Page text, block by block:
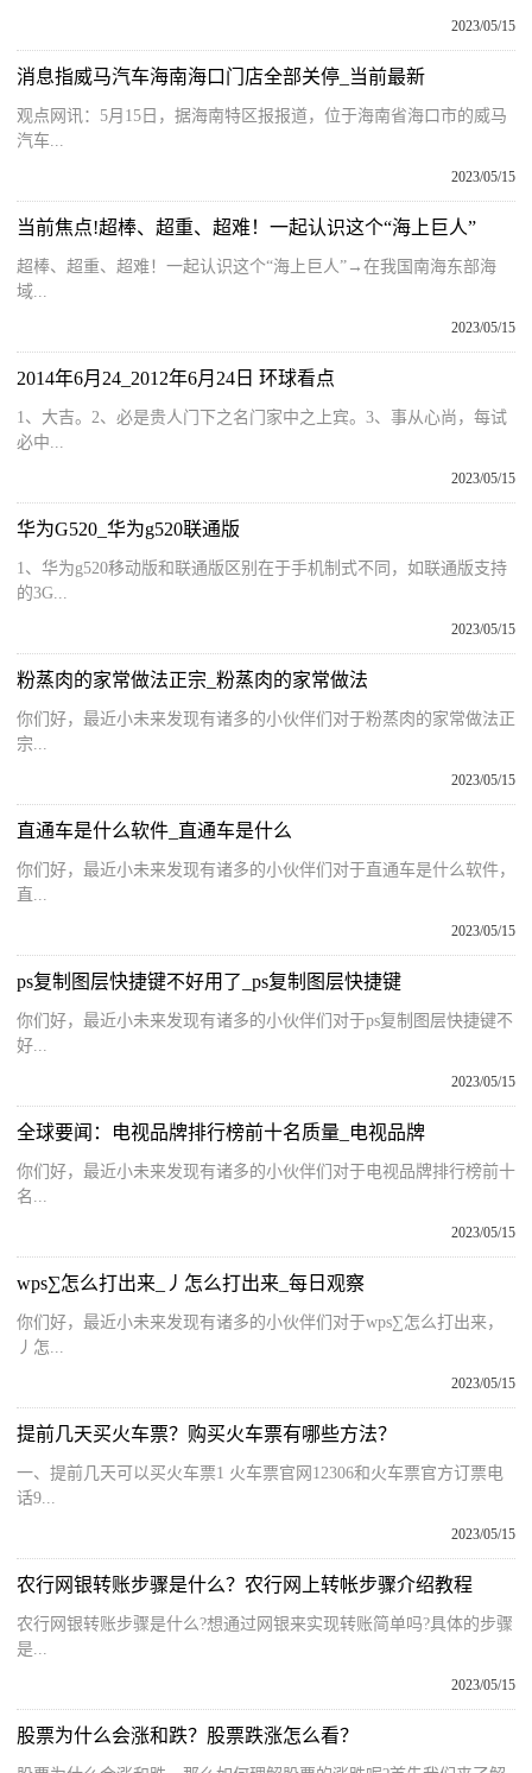
2023/05/15
消息指威马汽车海南海口门店全部关停_当前最新
观点网讯：5月15日，据海南特区报报道，位于海南省海口市的威马
汽车...
2023/05/15
当前焦点!超棒、超重、超难！一起认识这个“海上巨人”
超棒、超重、超难！一起认识这个“海上巨人”→在我国南海东部海
域...
2023/05/15
2014年6月24_2012年6月24日 环球看点
1、大吉。2、必是贵人门下之名门家中之上宾。3、事从心尚，每试
必中...
2023/05/15
华为G520_华为g520联通版
1、华为g520移动版和联通版区别在于手机制式不同，如联通版支持
的3G...
2023/05/15
粉蒸肉的家常做法正宗_粉蒸肉的家常做法
你们好，最近小未来发现有诸多的小伙伴们对于粉蒸肉的家常做法正
宗...
2023/05/15
直通车是什么软件_直通车是什么
你们好，最近小未来发现有诸多的小伙伴们对于直通车是什么软件，
直...
2023/05/15
ps复制图层快捷键不好用了_ps复制图层快捷键
你们好，最近小未来发现有诸多的小伙伴们对于ps复制图层快捷键不
好...
2023/05/15
全球要闻：电视品牌排行榜前十名质量_电视品牌
你们好，最近小未来发现有诸多的小伙伴们对于电视品牌排行榜前十
名...
2023/05/15
wps∑怎么打出来_丿怎么打出来_每日观察
你们好，最近小未来发现有诸多的小伙伴们对于wps∑怎么打出来，
丿怎...
2023/05/15
提前几天买火车票？购买火车票有哪些方法？
一、提前几天可以买火车票1 火车票官网12306和火车票官方订票电
话9...
2023/05/15
农行网银转账步骤是什么？农行网上转帐步骤介绍教程
农行网银转账步骤是什么?想通过网银来实现转账简单吗?具体的步骤
是...
2023/05/15
股票为什么会涨和跌？股票跌涨怎么看？